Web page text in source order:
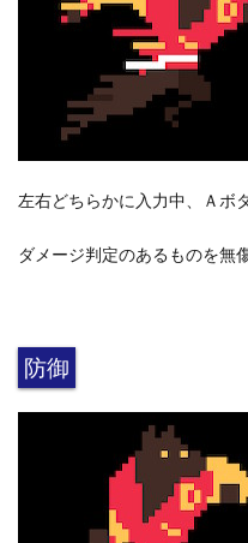
左右どちらかに入力中、Ａボ
ダメージ判定のあるものを無
防御